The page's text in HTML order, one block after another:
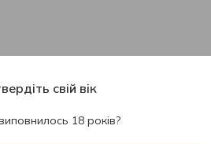
свій вік
18 років?